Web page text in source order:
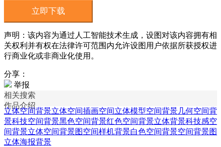
立即下载
声明：该内容为通过人工智能技术生成，设图对该内容拥有相
关权利并有权在法律许可范围内允许设图用户依据所获授权进
行商业化或非商业化使用。
分享：
举报
相关搜索
作品介绍
立体空间背景立体空间插画空间立体模型空间背景几何空间背
景科技空间背景黑色空间背景红色空间背景立体背景科技感空
间背景立体空间背景图空间样机背景白色空间背景空间背景图
立体海报背景